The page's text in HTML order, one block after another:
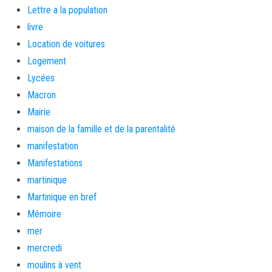
Lettre a la population
livre
Location de voitures
Logement
Lycées
Macron
Mairie
maison de la famille et de la parentalité
manifestation
Manifestations
martinique
Martinique en bref
Mémoire
mer
mercredi
moulins à vent